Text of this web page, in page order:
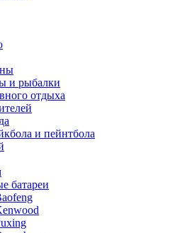
и рыбалки
отдыха
и пейнтбола
батареи